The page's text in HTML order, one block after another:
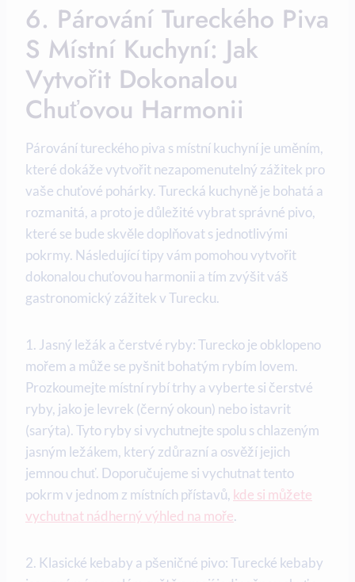
6. Párování Tureckého Piva
S Místní Kuchyní: Jak
Vytvořit Dokonalou
Chuťovou Harmonii
Párování tureckého piva s místní kuchyní je uměním,
které dokáže vytvořit nezapomenutelný zážitek pro
vaše chuťové pohárky. Turecká kuchyně je bohatá a
rozmanitá, a proto je důležité vybrat správné pivo,
které se bude skvěle doplňovat s jednotlivými
pokrmy. Následující tipy vám pomohou vytvořit
dokonalou chuťovou harmonii a tím zvýšit váš
gastronomický zážitek v Turecku.
1. Jasný ležák a čerstvé ryby: Turecko je obklopeno
mořem a může se pyšnit bohatým rybím lovem.
Prozkoumejte místní rybí trhy a vyberte si čerstvé
ryby, jako je levrek (černý okoun) nebo istavrit
(sarýta). Tyto ryby si vychutnejte spolu s chlazeným
jasným ležákem, který zdůrazní a osvěží jejich
jemnou chuť. Doporučujeme si vychutnat tento
pokrm v jednom z místních přístavů, kde si můžete
vychutnat nádherný výhled na moře.
2. Klasické kebaby a pšeničné pivo: Turecké kebaby